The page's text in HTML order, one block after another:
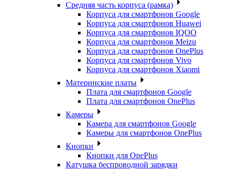
Средняя часть корпуса (рамка)
Корпуса для смартфонов Google
Корпуса для смартфонов Huawei
Корпуса для смартфонов IQOO
Корпуса для смартфонов Meizu
Корпуса для смартфонов OnePlus
Корпуса для смартфонов Vivo
Корпуса для смартфонов Xiaomi
Материнские платы
Плата для смартфонов Google
Плата для смартфонов OnePlus
Камеры
Камера для смартфонов Google
Камеры для смартфонов OnePlus
Кнопки
Кнопки для OnePlus
Катушка беспроводной зарядки